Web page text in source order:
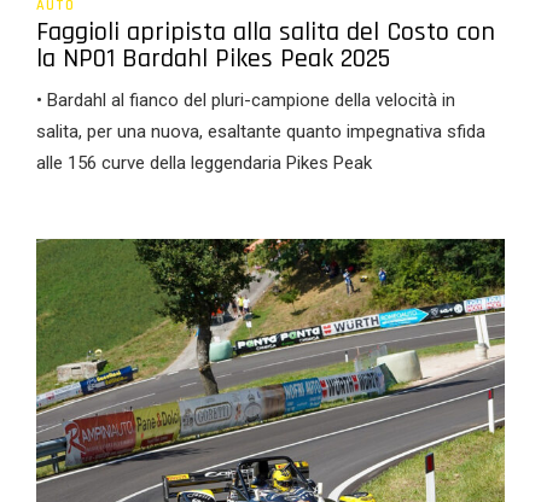
AUTO
Faggioli apripista alla salita del Costo con
la NP01 Bardahl Pikes Peak 2025
• Bardahl al fianco del pluri-campione della velocità in
salita, per una nuova, esaltante quanto impegnativa sfida
alle 156 curve della leggendaria Pikes Peak